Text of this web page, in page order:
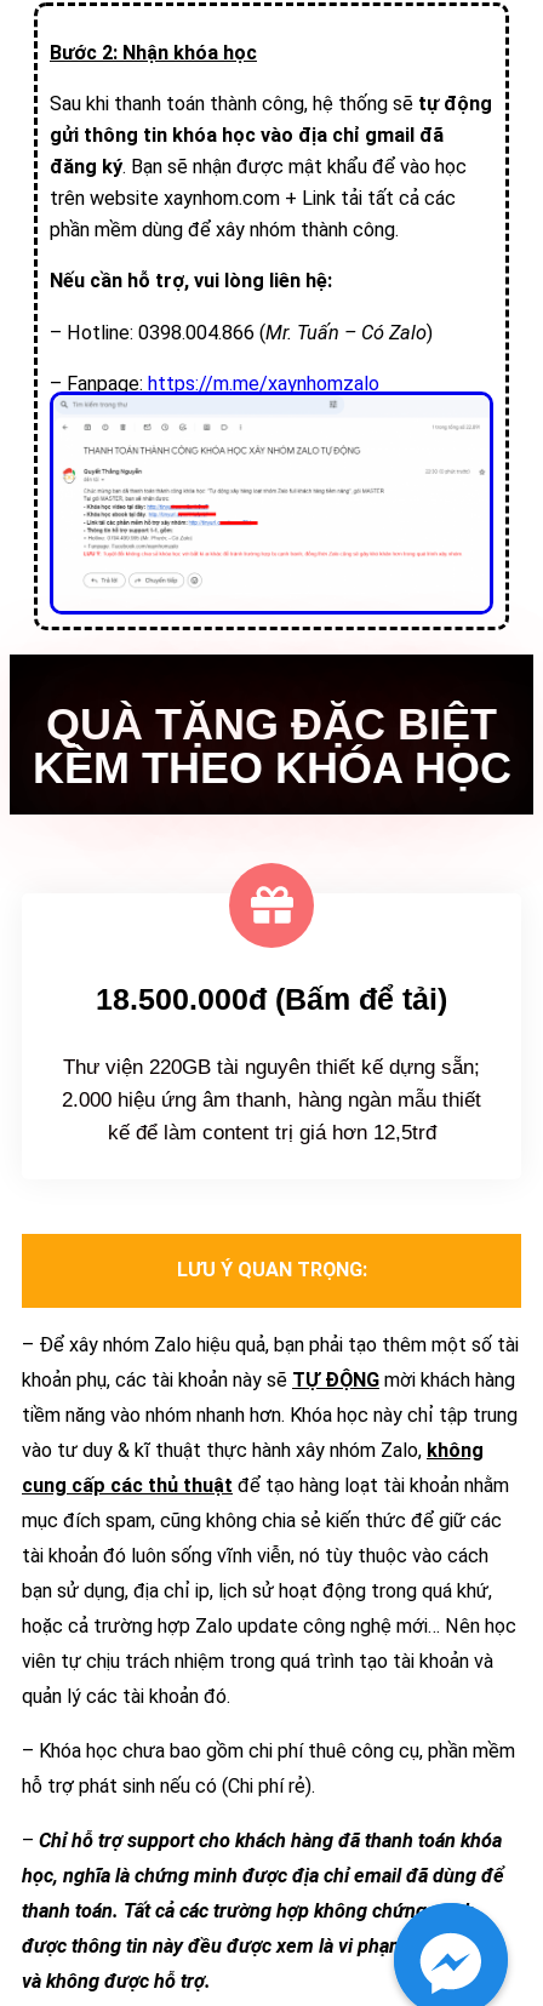
Bước 2: Nhận khóa học
Sau khi thanh toán thành công, hệ thống sẽ tự động
gửi thông tin khóa học vào địa chỉ gmail đã
đăng ký. Bạn sẽ nhận được mật khẩu để vào học
trên website xaynhom.com + Link tải tất cả các
phần mềm dùng để xây nhóm thành công.
Nếu cần hỗ trợ, vui lòng liên hệ:
– Hotline: 0398.004.866 (Mr. Tuấn – Có Zalo)
– Fanpage: https://m.me/xaynhomzalo
QUÀ TẶNG ĐẶC BIỆT
KÈM THEO KHÓA HỌC
18.500.000đ (Bấm để tải)
Thư viện 220GB tài nguyên thiết kế dựng sẵn;
2.000 hiệu ứng âm thanh, hàng ngàn mẫu thiết
kế để làm content trị giá hơn 12,5trđ
LƯU Ý QUAN TRỌNG:
– Để xây nhóm Zalo hiệu quả, bạn phải tạo thêm một số tài
khoản phụ, các tài khoản này sẽ TỰ ĐỘNG mời khách hàng
tiềm năng vào nhóm nhanh hơn. Khóa học này chỉ tập trung
vào tư duy & kĩ thuật thực hành xây nhóm Zalo, không
cung cấp các thủ thuật để tạo hàng loạt tài khoản nhằm
mục đích spam, cũng không chia sẻ kiến thức để giữ các
tài khoản đó luôn sống vĩnh viễn, nó tùy thuộc vào cách
bạn sử dụng, địa chỉ ip, lịch sử hoạt động trong quá khứ,
hoặc cả trường hợp Zalo update công nghệ mới… Nên học
viên tự chịu trách nhiệm trong quá trình tạo tài khoản và
quản lý các tài khoản đó.
– Khóa học chưa bao gồm chi phí thuê công cụ, phần mềm
hỗ trợ phát sinh nếu có (Chi phí rẻ).
– Chỉ hỗ trợ support cho khách hàng đã thanh toán khóa
học, nghĩa là chứng minh được địa chỉ email đã dùng để
thanh toán. Tất cả các trường hợp không chứng minh
được thông tin này đều được xem là vi phạm bản quyền
và không được hỗ trợ.